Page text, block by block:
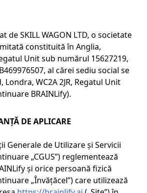
de SKILL WAGON LTD, o societate
constituită în Anglia,
Unit sub numărul 15627219,
al cărei sediu social se
Londra, WC2A 2JR, Regatul Unit
BRAINLify).
DE APLICARE
Generale de Utilizare și Servicii
„CGUS”) reglementează
și orice persoană fizică
„Învățăcel”) care utilizează